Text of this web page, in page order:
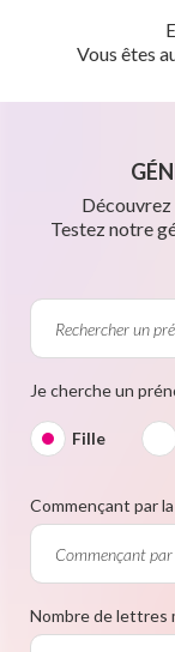
Vous êtes
Testez notre
Je cherche un
Fille
Commençant par
Nombre de lettres